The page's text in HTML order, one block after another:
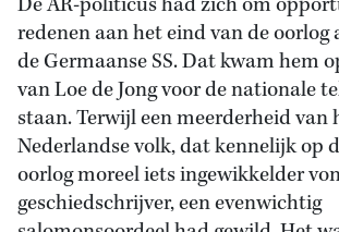
redenen aan het eind van de oorlog
de Germaanse SS. Dat kwam hem
van Loe de Jong voor de nationale
staan. Terwijl een meerderheid van
Nederlandse volk, dat kennelijk op
oorlog moreel iets ingewikkelder
geschiedschrijver, een evenwichtig